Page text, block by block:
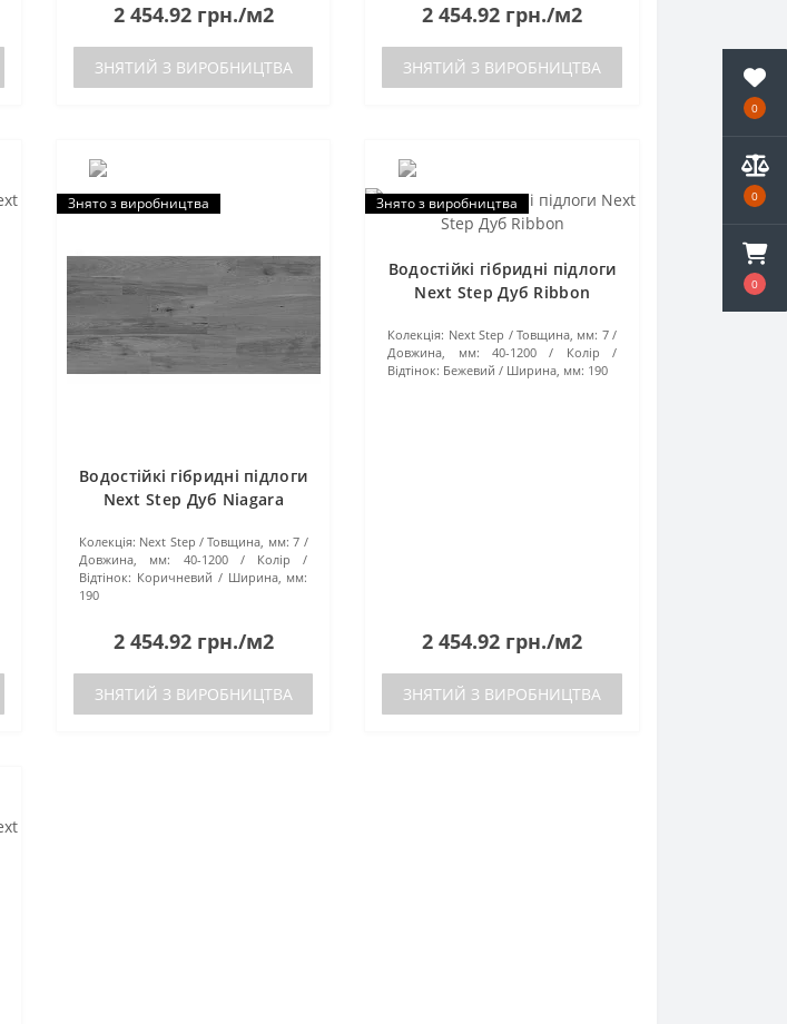
0
0
0
2 454.92 грн./м2
ЗНЯТИЙ З ВИРОБНИЦТВА
2 454.92 грн./м2
ЗНЯТИЙ З ВИРОБНИЦТВА
Знято з виробництва
Водостійкі гібридні підлоги
Next Step Дуб Niagara
Колекція: Next Step Товщина, мм: 7
Довжина, мм:
40-1200
Колір /
Відтінок: Коричневий
Ширина, мм:
190
2 454.92 грн./м2
ЗНЯТИЙ З ВИРОБНИЦТВА
Знято з виробництва
Водостійкі гібридні підлоги
Next Step Дуб Ribbon
Колекція: Next Step Товщина, мм: 7
Довжина, мм:
40-1200
Колір /
Відтінок: Бежевий Ширина, мм: 190
2 454.92 грн./м2
ЗНЯТИЙ З ВИРОБНИЦТВА